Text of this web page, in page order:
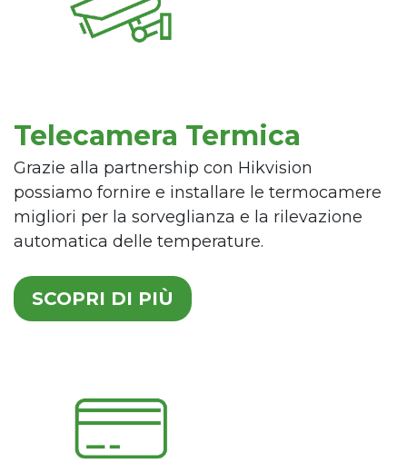
Telecamera Termica
Grazie alla partnership con Hikvision
possiamo fornire e installare le termocamere
migliori per la sorveglianza e la rilevazione
automatica delle temperature.
SCOPRI DI PIÙ